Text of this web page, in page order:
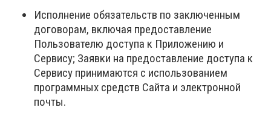
Исполнение обязательств по заключенным
договорам, включая предоставление
Пользователю доступа к Приложению и
Сервису; Заявки на предоставление доступа к
Сервису принимаются с использованием
программных средств Сайта и электронной
почты.